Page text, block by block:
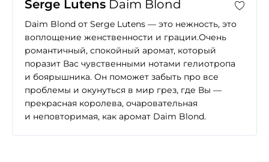
Serge Lutens Daim Blond
Daim Blond от Serge Lutens — это нежность, это
воплощение женственности и грации.Очень
романтичный, спокойный аромат, который
поразит Вас чувственными нотами гелиотропа
и боярышника. Он поможет забыть про все
проблемы и окунуться в мир грез, где Вы —
прекрасная королева, очаровательная
и неповторимая, как аромат Daim Blond.